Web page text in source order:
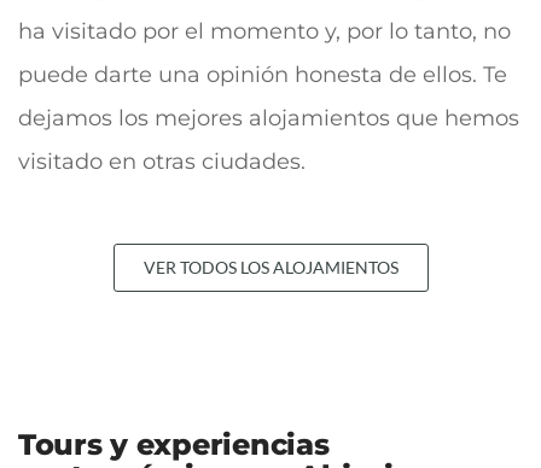
ha visitado por el momento y, por lo tanto, no
puede darte una opinión honesta de ellos. Te
dejamos los mejores alojamientos que hemos
visitado en otras ciudades.
VER TODOS LOS ALOJAMIENTOS
Tours y experiencias